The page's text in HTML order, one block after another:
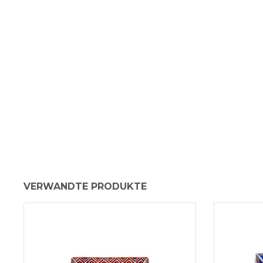
VERWANDTE PRODUKTE